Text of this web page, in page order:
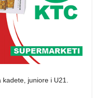
juniore i U21.